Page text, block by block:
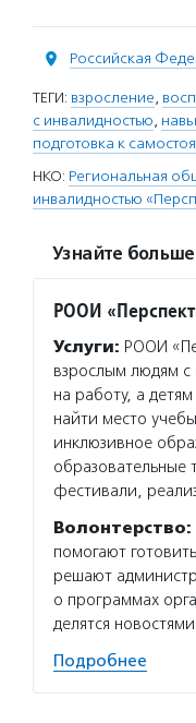
Российская
ТЕГИ: взросление,
с инвалидностью,
подготовка к
НКО: Региональная
инвалидностью
Узнайте
РООИ
Услуги: РООИ
взрослым людям с
на работу, а
найти место
инклюзивное
образовательные
фестивали,
Волонтерство:
помогают
решают
о программах
делятся
Подробнее